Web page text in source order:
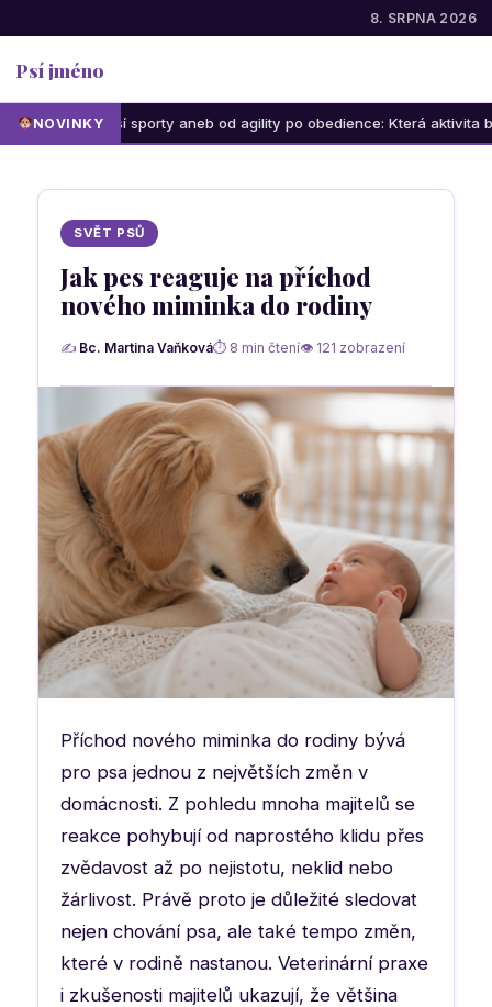
8. SRPNA 2026
Psí jméno
NOVINKY
sporty aneb od agility po obedience: Která aktivita bude bavit vás
SVĚT PSŮ
Jak pes reaguje na příchod
nového miminka do rodiny
✍ Bc. Martina Vaňková⏱ 8 min čtení👁 121 zobrazení
Příchod nového miminka do rodiny bývá
pro psa jednou z největších změn v
domácnosti. Z pohledu mnoha majitelů se
reakce pohybují od naprostého klidu přes
zvědavost až po nejistotu, neklid nebo
žárlivost. Právě proto je důležité sledovat
nejen chování psa, ale také tempo změn,
které v rodině nastanou. Veterinární praxe
i zkušenosti majitelů ukazují, že většina